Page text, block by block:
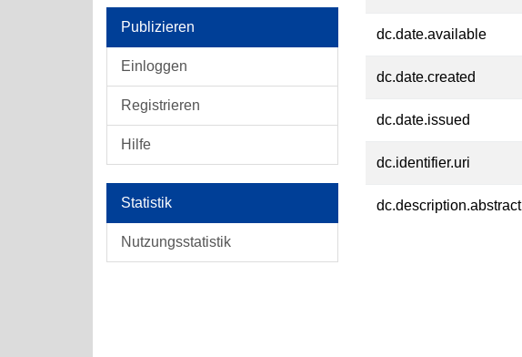
Publizieren
Einloggen
Registrieren
Hilfe
Statistik
Nutzungsstatistik
dc.date.available
dc.date.created
dc.date.issued
dc.identifier.uri
dc.description.abstract